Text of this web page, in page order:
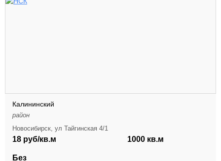
Калининский
район
Новосибирск, ул Тайгинская 4/1
18 руб/кв.м 1000 кв.м
Без